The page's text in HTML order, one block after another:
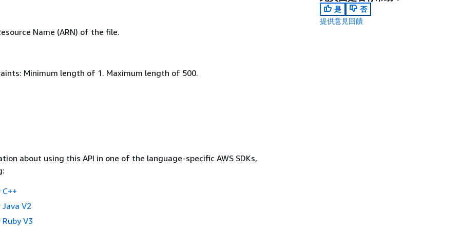
Name (ARN) of the file.
Minimum length of 1. Maximum length of 500.
about using this API in one of the language-specific AWS SDKs,
Java V2
V3
是
否
提供意見回饋